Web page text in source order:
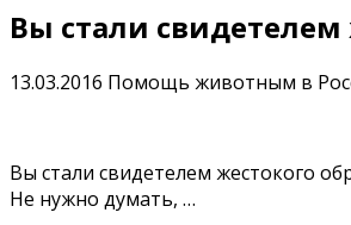
Вы стали
13.03.2016 Помощь животным в
Вы стали свидетелем жестокого
Не нужно думать, …